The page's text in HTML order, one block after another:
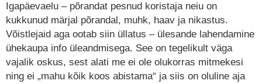
Igapäevaelu – põrandat pesnud koristaja neiu on
kukkunud märjal põrandal, muhk, haav ja nikastus.
Võistlejaid aga ootab siin üllatus – ülesande lahendamine
ühekaupa info üleandmisega. See on tegelikult väga
vajalik oskus, sest alati me ei ole olukorras mitmekesi
ning ei „mahu kõik koos abistama“ ja siis on oluline aja